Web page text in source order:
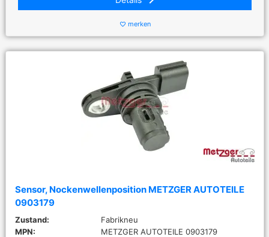
favorite_border merken
Sensor, Nockenwellenposition METZGER AUTOTEILE
0903179
Zustand:
Fabrikneu
MPN:
METZGER AUTOTEILE 0903179